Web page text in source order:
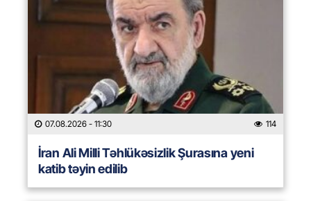
07.08.2026 - 11:30 114
İran Ali Milli Təhlükəsizlik Şurasına yeni
katib təyin edilib